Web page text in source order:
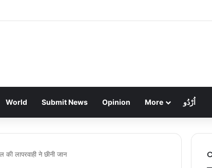
पुलिसकर्मी और होटल संचालक को रौंदा, जवान की मौत, दो गंभीर
World Submit News Opinion More اُرْدُو
लापरवाही ने छीनी जान